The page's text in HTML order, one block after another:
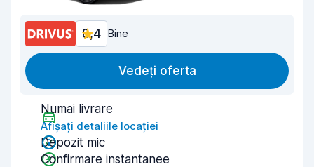
8,4 Bine
Vedeți oferta
Numai livrare
Afișați detaliile locației
Depozit mic
Confirmare instantanee